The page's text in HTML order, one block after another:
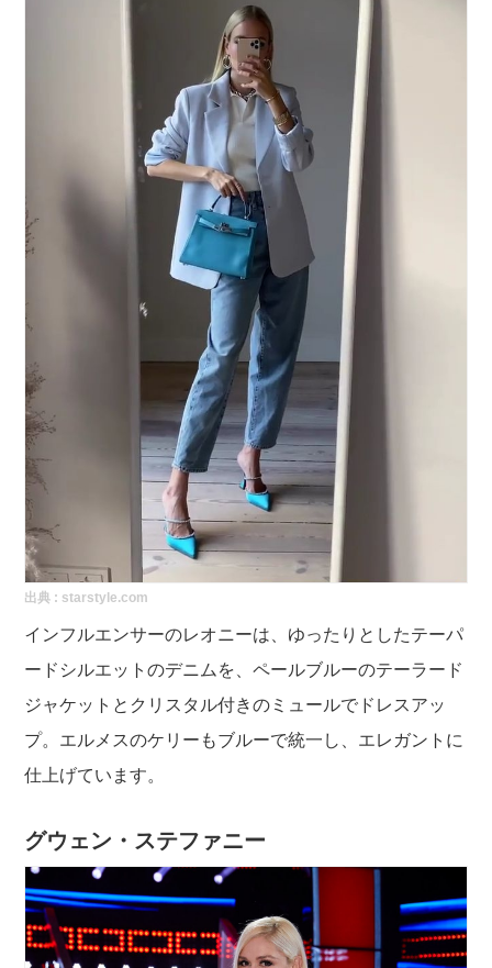
出典 : starstyle.com
インフルエンサーのレオニーは、ゆったりとしたテーパ
ードシルエットのデニムを、ペールブルーのテーラード
ジャケットとクリスタル付きのミュールでドレスアッ
プ。エルメスのケリーもブルーで統一し、エレガントに
仕上げています。
グウェン・ステファニー